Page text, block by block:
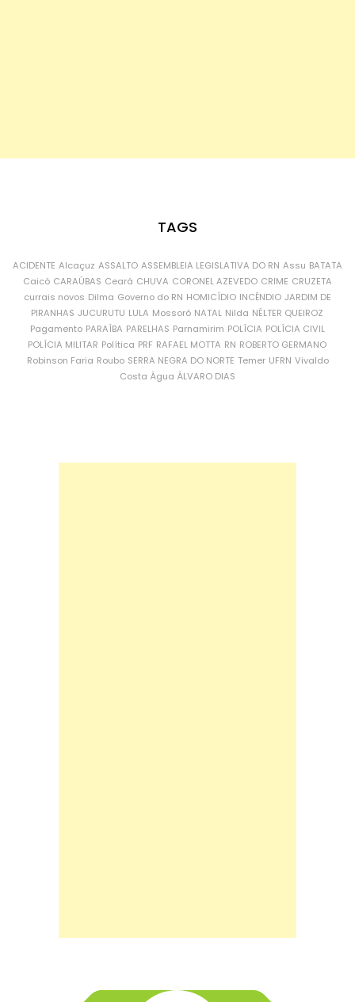
TAGS
ACIDENTE Alcaçuz ASSALTO ASSEMBLEIA LEGISLATIVA DO RN Assu BATATA
Caicó CARAÚBAS Ceará CHUVA CORONEL AZEVEDO CRIME CRUZETA
currais novos Dilma Governo do RN HOMICÍDIO INCÊNDIO JARDIM DE
PIRANHAS JUCURUTU LULA Mossoró NATAL Nilda NÉLTER QUEIROZ
Pagamento PARAÍBA PARELHAS Parnamirim POLÍCIA POLÍCIA CIVIL
POLÍCIA MILITAR Política PRF RAFAEL MOTTA RN ROBERTO GERMANO
Robinson Faria Roubo SERRA NEGRA DO NORTE Temer UFRN Vivaldo
Costa Água ÁLVARO DIAS